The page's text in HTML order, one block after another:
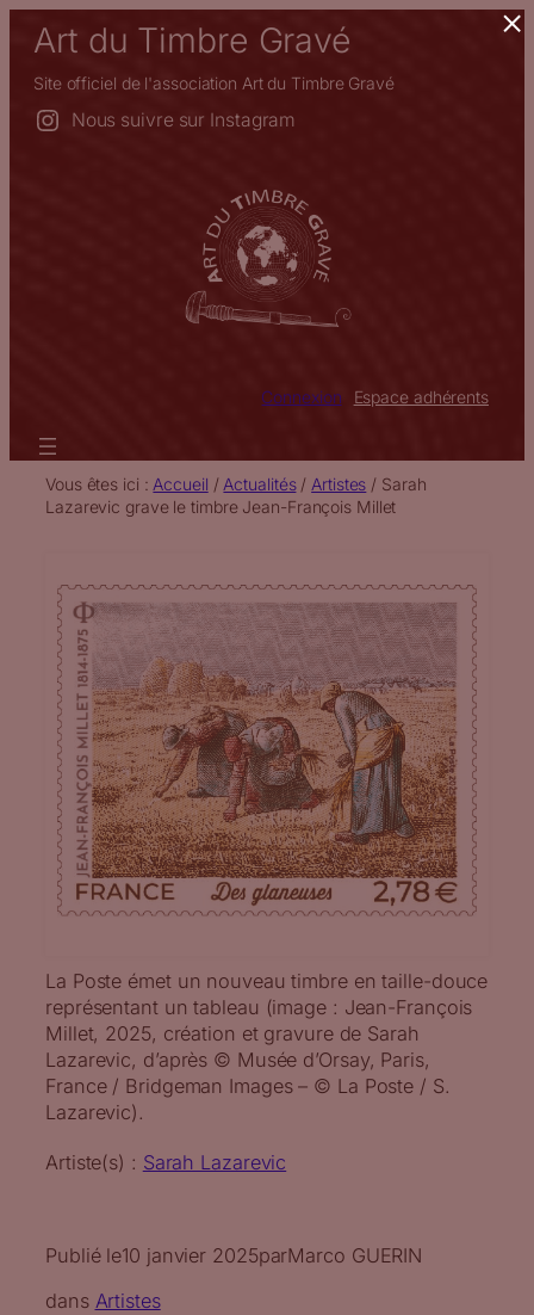
Aller
contenu
Art du Timbre Gravé
Site officiel de l'association Art du Timbre Gravé
Nous suivre sur Instagram
Connexion Espace adhérents
Vous êtes ici : Accueil / Actualités/ Artistes / Sarah
Lazarevic grave le timbre Jean-François Millet
La Poste émet un nouveau timbre en taille-douce
représentant un tableau (image : Jean-François
Millet, 2025, création et gravure de Sarah
Lazarevic, d’après © Musée d’Orsay, Paris,
France / Bridgeman Images – © La Poste / S.
Lazarevic).
Artiste(s) : Sarah Lazarevic
Publié le10 janvier 2025parMarco GUERIN
dans Artistes
×